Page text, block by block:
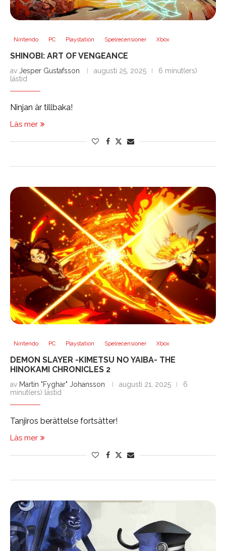
Nintendo PC Playstation Spelrecensioner Xbox
SHINOBI: ART OF VENGEANCE
av Jesper Gustafsson augusti 25, 2025
6 minut(ers)
lästid
Ninjan är tillbaka!
Läs mer
Nintendo PC Playstation Spelrecensioner Xbox
DEMON SLAYER -KIMETSU NO YAIBA- THE
HINOKAMI CHRONICLES 2
av Martin "Fyghar" Johansson augusti 21, 2025
6
minut(ers) lästid
Tanjiros berättelse fortsätter!
Läs mer